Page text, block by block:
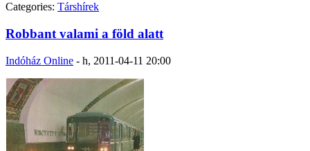
Categories: Társhírek
Robbant valami a föld alatt
Indóház Online - h, 2011-04-11 20:00